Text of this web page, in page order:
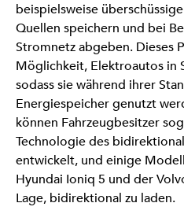
beispielsweise
Quellen speichern und bei
Stromnetz abgeben. Dieses
Möglichkeit, Elektroautos in
sodass sie während ihrer
Energiespeicher genutzt
können Fahrzeugbesitzer
Technologie des
entwickelt, und einige
Hyundai Ioniq 5 und der
Lage, bidirektional zu laden.